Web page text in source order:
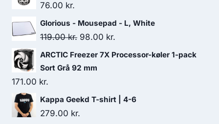
76.00 kr.
Glorious - Mousepad - L, White
119.00kr. Original
price
was:
98.00 kr.
price
ARCTIC Freezer 7X Processor-køler 1-pack
Sort Grå 92 mm
171.00 kr.
Kappa Geekd T-shirt | 4-6
279.00 kr.